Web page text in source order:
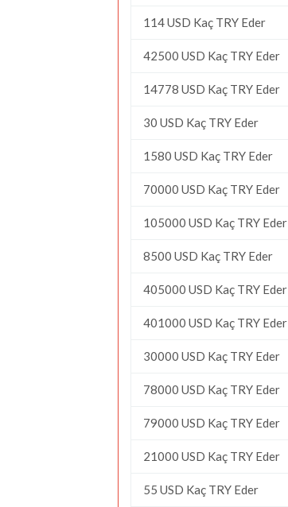
114 USD Kaç TRY Eder
42500 USD Kaç TRY Eder
14778 USD Kaç TRY Eder
30 USD Kaç TRY Eder
1580 USD Kaç TRY Eder
70000 USD Kaç TRY Eder
105000 USD Kaç TRY Eder
8500 USD Kaç TRY Eder
405000 USD Kaç TRY Eder
401000 USD Kaç TRY Eder
30000 USD Kaç TRY Eder
78000 USD Kaç TRY Eder
79000 USD Kaç TRY Eder
21000 USD Kaç TRY Eder
55 USD Kaç TRY Eder